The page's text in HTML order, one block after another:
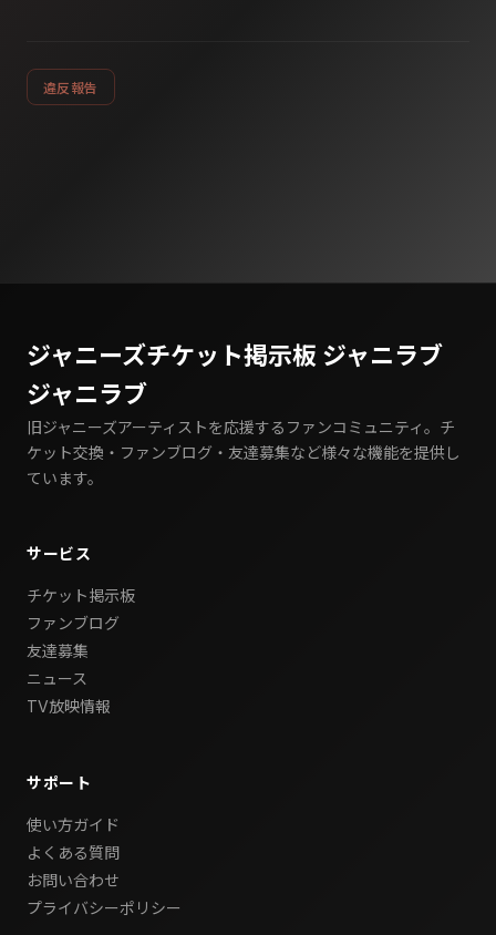
違反報告
ジャニーズチケット掲示板 ジャニラブ
ジャニラブ
旧ジャニーズアーティストを応援するファンコミュニティ。チ
ケット交換・ファンブログ・友達募集など様々な機能を提供し
ています。
サービス
チケット掲示板
ファンブログ
友達募集
ニュース
TV放映情報
サポート
使い方ガイド
よくある質問
お問い合わせ
プライバシーポリシー